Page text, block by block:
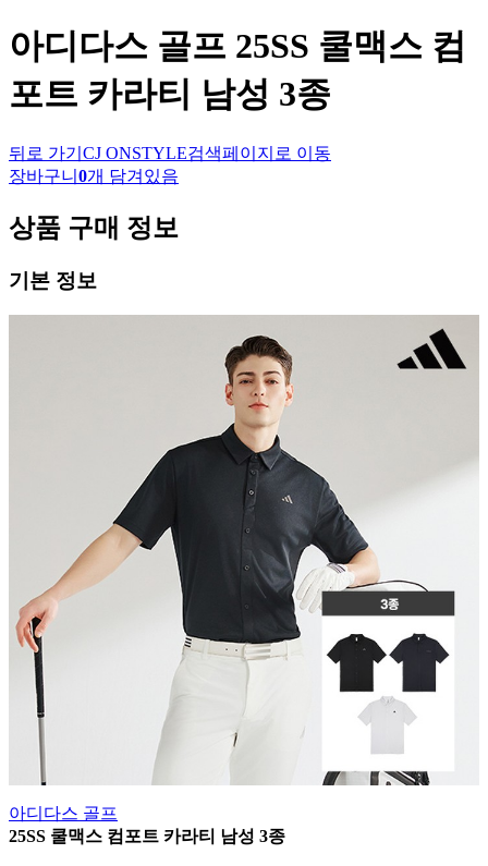
아디다스 골프 25SS 쿨맥스 컴
포트 카라티 남성 3종
뒤로 가기 CJ ONSTYLE검색페이지로 이동
장바구니 0개 담겨있음
상품 구매 정보
기본 정보
아디다스 골프
25SS 쿨맥스 컴포트 카라티 남성 3종